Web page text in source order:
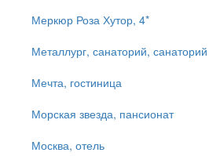
Меркюр Роза Хутор, 4*
Металлург, санаторий, санаторий
Мечта, гостиница
Морская звезда, пансионат
Москва, отель